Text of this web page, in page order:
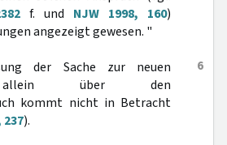
f. und NJW 1998, 160)
angezeigt gewesen. "
6
der Sache zur neuen
allein über den
kommt nicht in Betracht
237).